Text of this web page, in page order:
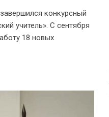
конкурсный
учитель». С сентября
18 новых